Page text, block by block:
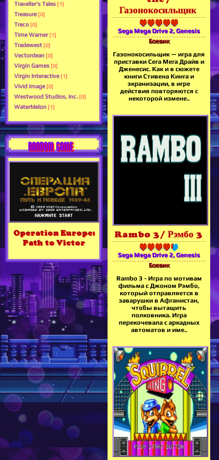
Traveller's Tales [1]
Treasure [0]
Treco [0]
Time Warner [1]
Tradewest [0]
Vectordean [0]
Virgin Games [0]
Virgin Interactive [1]
Vivid Image [0]
Westwood Studios, Inc. [0]
WaterMelon [1]
RANDOM GAME
Operation Europe:
Path to Victor
Газонокосильщик
Sega Mega Drive 2, Genesis
Боевик
Газонокосильщик — игра для
приставки Сега Мега Драйв и
Дженесис. Как и в сюжете
книги Стивена Кинга и
экранизации, в игре
действия повторяются с
некоторой измене..
Rambo 3 / Рэмбо 3
Sega Mega Drive 2, Genesis
Боевик
Rambo 3 - Игра по мотивам
фильма с Джоном Рэмбо,
который отправляется в
заварушки в Афганистан,
чтобы вытащить
полковника. Игра
перекочевала с аркадных
автоматов и име..